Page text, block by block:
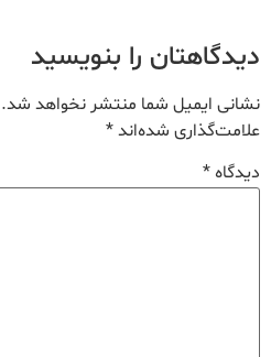
دیدگاهتان را بنویسید
نشانی ایمیل شما منتشر نخواهد شد.
علامت‌گذاری شده‌اند*
دیدگاه*